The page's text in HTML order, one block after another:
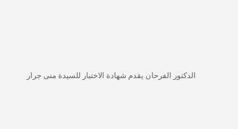
الدكتور الفرحان يقدم شهادة الاختبار للسيدة منى جرار